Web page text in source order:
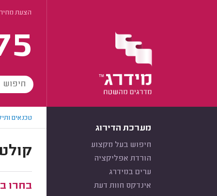
הצעת
מערכת הדירוג
חיפוש בעל מקצוע
הורדת אפליקציה
ערים במידרג
אינדקס חוות דעת
טכנאים
בחרו